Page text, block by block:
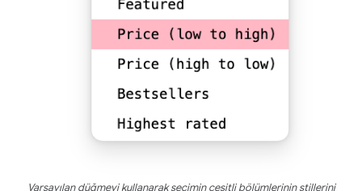
Varsayılan düğmeyi kullanarak seçimin çeşitli bölümlerinin stillerini